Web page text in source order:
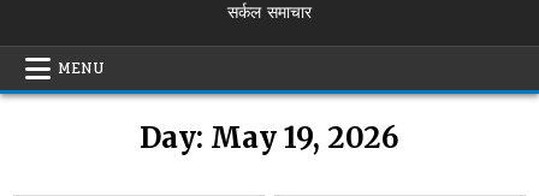
सर्कल समाचार
MENU
Day: May 19, 2026